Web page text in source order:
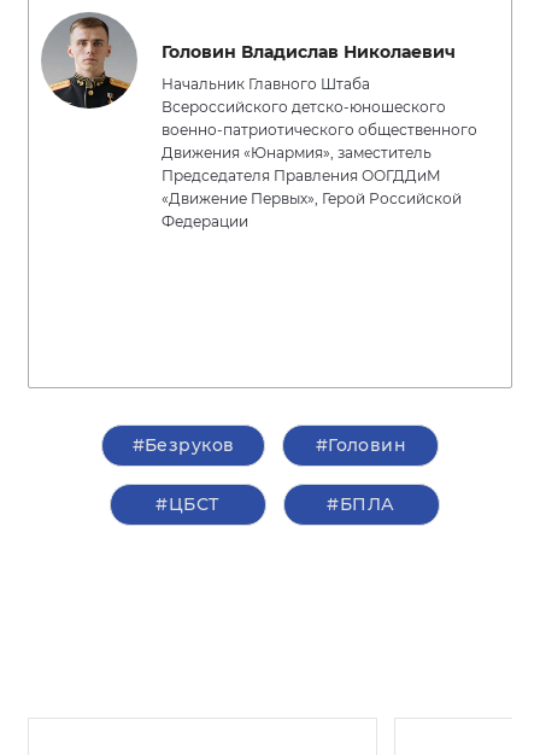
Головин Владислав Николаевич
Начальник Главного Штаба
Всероссийского детско-юношеского
военно-патриотического общественного
Движения «Юнармия», заместитель
Председателя Правления ООГДДиМ
«Движение Первых», Герой Российской
Федерации
#Безруков #Головин
#ЦБСТ #БПЛА